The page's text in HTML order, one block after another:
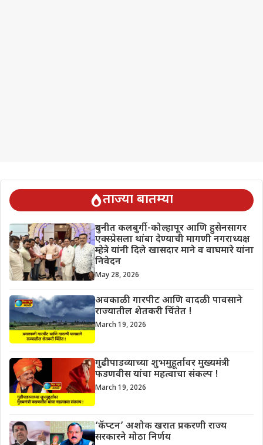
ताज्या बातम्या
दुधनीत कलबुर्गी-कोल्हापूर आणि हुसेनसागर
एक्स्प्रेसला थांबा देण्याची मागणी नगराध्यक्ष
म्हेत्रे यांनी दिले खासदार माने व वाघमारे यांना
निवेदन
May 28, 2026
अवकाळी गारपीट आणि वादळी पावसाने
राज्यातील शेतकरी चिंतेत !
March 19, 2026
गुढीपाडव्याच्या शुभमुहूर्तावर मुख्यमंत्री
फडणवीस यांचा महत्वाचा संकल्प !
March 19, 2026
‘कॅप्टन’ अशोक खरात प्रकरणी राज्य
सरकारने मोठा निर्णय